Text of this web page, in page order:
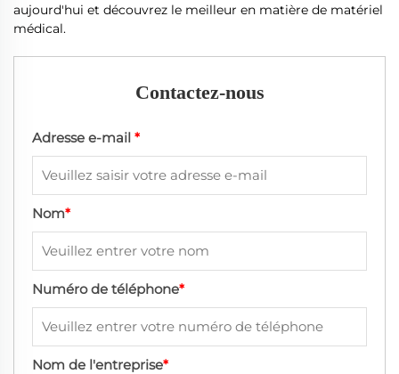
aujourd'hui et découvrez le meilleur en matière de matériel
médical.
Contactez-nous
Adresse e-mail *
Nom*
Numéro de téléphone*
Nom de l'entreprise*